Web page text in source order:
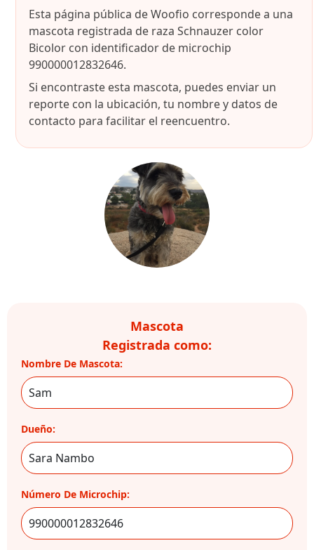
Esta página pública de Woofio corresponde a una
mascota registrada de raza Schnauzer color
Bicolor con identificador de microchip
990000012832646.
Si encontraste esta mascota, puedes enviar un
reporte con la ubicación, tu nombre y datos de
contacto para facilitar el reencuentro.
Mascota
Registrada como:
Nombre De Mascota:
Dueño:
Número De Microchip: